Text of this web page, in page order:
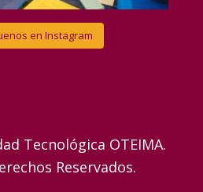
en Instagram
Tecnológica OTEIMA.
Reservados.